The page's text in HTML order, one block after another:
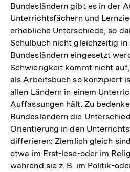
Bundesländern gibt es in der
Unterrichtsfächern und
erhebliche Unterschiede, so
Schulbuch nicht gleichzeitig in
Bundesländern eingesetzt
Schwierigkeit kommt nicht
als Arbeitsbuch so konzipiert
allen Ländern in einem
Auffassungen hält. Zu
Bundesländern die
Orientierung in den
differieren: Ziemlich gleich
etwa im Erst-lese-oder im
während sie z. B. im Politik-